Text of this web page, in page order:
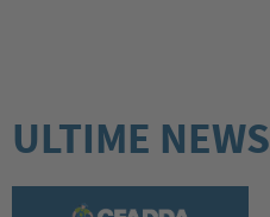
ULTIME NEWS